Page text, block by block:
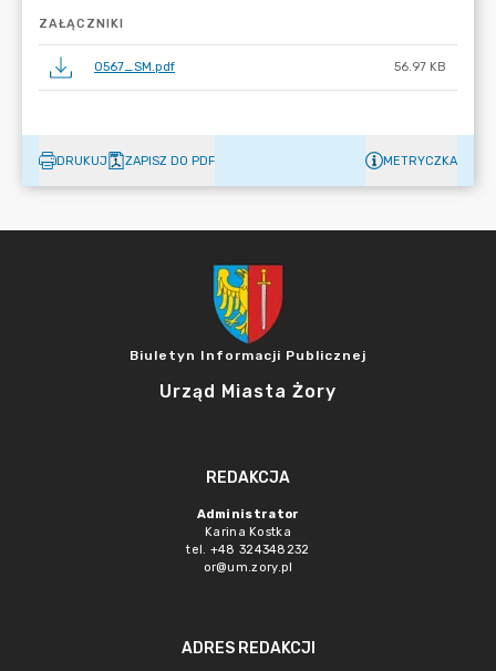
ZAŁĄCZNIKI
0567_SM.pdf 56.97 KB
DRUKUJ ZAPISZ DO PDF METRYCZKA
Biuletyn Informacji Publicznej
Urząd Miasta Żory
REDAKCJA
Administrator
Karina Kostka
tel. +48 324348232
or@um.zory.pl
ADRES REDAKCJI